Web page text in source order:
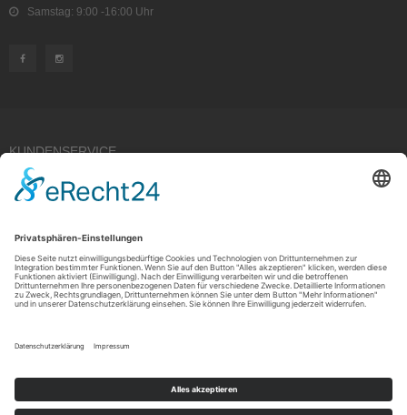
Samstag: 9:00 -16:00 Uhr
KUNDENSERVICE
Kauf widerrufen
RECHTLICHES
ÜBER UNS